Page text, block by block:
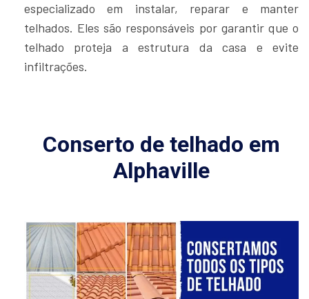
especializado em instalar, reparar e manter
telhados. Eles são responsáveis por garantir que o
telhado proteja a estrutura da casa e evite
infiltrações.
Conserto de telhado em
Alphaville